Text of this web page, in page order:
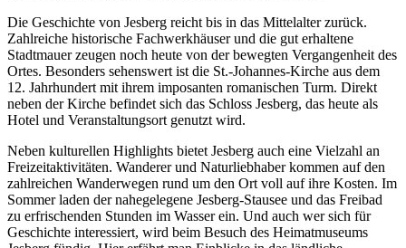
Die Geschichte von Jesberg reicht bis in das Mittelalter zurück.
Zahlreiche historische Fachwerkhäuser und die gut erhaltene
Stadtmauer zeugen noch heute von der bewegten Vergangenheit des
Ortes. Besonders sehenswert ist die St.-Johannes-Kirche aus dem
12. Jahrhundert mit ihrem imposanten romanischen Turm. Direkt
neben der Kirche befindet sich das Schloss Jesberg, das heute als
Hotel und Veranstaltungsort genutzt wird.
Neben kulturellen Highlights bietet Jesberg auch eine Vielzahl an
Freizeitaktivitäten. Wanderer und Naturliebhaber kommen auf den
zahlreichen Wanderwegen rund um den Ort voll auf ihre Kosten. Im
Sommer laden der nahegelegene Jesberg-Stausee und das Freibad
zu erfrischenden Stunden im Wasser ein. Und auch wer sich für
Geschichte interessiert, wird beim Besuch des Heimatmuseums